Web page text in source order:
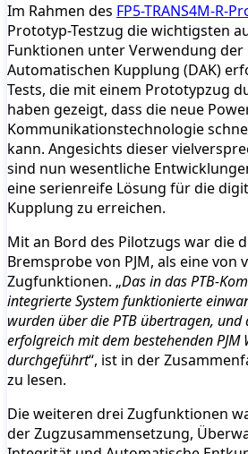
Im Rahmen des FP5-TRANS4M-R-
Prototyp-Testzug die wichtigsten
Funktionen unter Verwendung der
Automatischen Kupplung (DAK)
Tests, die mit einem Prototypzug
haben gezeigt, dass die neue
Kommunikationstechnologie
kann. Angesichts dieser
sind nun wesentliche
eine serienreife Lösung für die
Kupplung zu erreichen.
Mit an Bord des Pilotzugs war die
Bremsprobe von PJM, als eine
Zugfunktionen. „Das in das PTB-
integrierte System funktionierte
wurden über die PTB übertragen,
erfolgreich mit dem bestehenden PJM
durchgeführt“, ist in der
zu lesen.
Die weiteren drei Zugfunktionen
der Zugzusammensetzung,